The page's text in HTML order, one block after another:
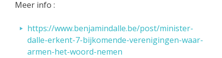
Meer info :
https://www.benjamindalle.be/post/minister-
dalle-erkent-7-bijkomende-verenigingen-waar-
armen-het-woord-nemen